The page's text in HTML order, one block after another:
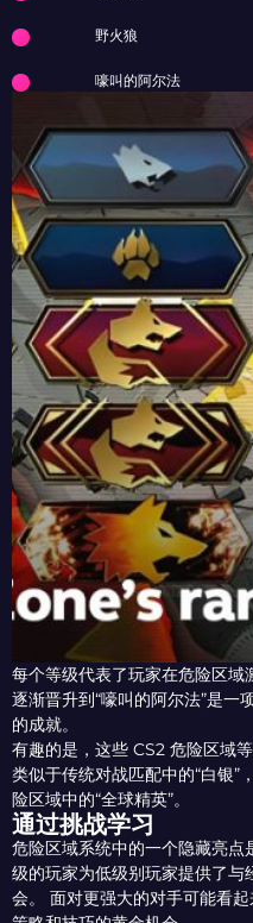
野火狼
嚎叫的阿尔法
每个等级代表了玩家在危险区域
逐渐晋升到“嚎叫的阿尔法”是一
的成就。
有趣的是，这些 CS2 危险区域
类似于传统对战匹配中的“白银”
险区域中的“全球精英”。
通过挑战学习
危险区域系统中的一个隐藏亮
级的玩家为低级别玩家提供了
会。 面对更强大的对手可能看